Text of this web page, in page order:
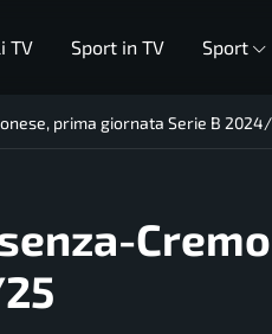
TV Sport in TV Sport
prima giornata Serie B